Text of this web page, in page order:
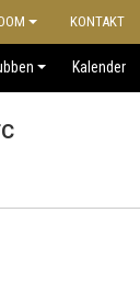
KONTAKT
Kalender